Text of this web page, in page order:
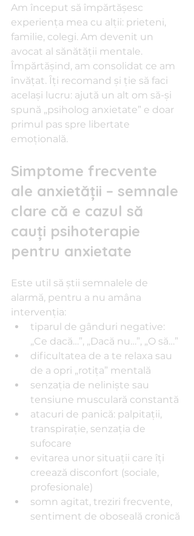
Am început să împărtăşesc
experienţa mea cu alţii: prieteni,
familie, colegi. Am devenit un
avocat al sănătăţii mentale.
Împărtăşind, am consolidat ce am
învăţat. Îţi recomand şi ţie să faci
acelaşi lucru: ajută un alt om să-şi
spună „psiholog anxietate” e doar
primul pas spre libertate
emoţională.
Simptome frecvente
ale anxietăţii – semnale
clare că e cazul să
cauţi psihoterapie
pentru anxietate
Este util să ştii semnalele de
alarmă, pentru a nu amâna
intervenţia:
tiparul de gânduri negative:
„Ce dacă…”, „Dacă nu…”, „O să…”
dificultatea de a te relaxa sau
de a opri „rotiţa” mentală
senzaţia de nelinişte sau
tensiune musculară constantă
atacuri de panică: palpitaţii,
transpiraţie, senzaţia de
sufocare
evitarea unor situaţii care îţi
creează disconfort (sociale,
profesionale)
somn agitat, treziri frecvente,
sentiment de oboseală cronică